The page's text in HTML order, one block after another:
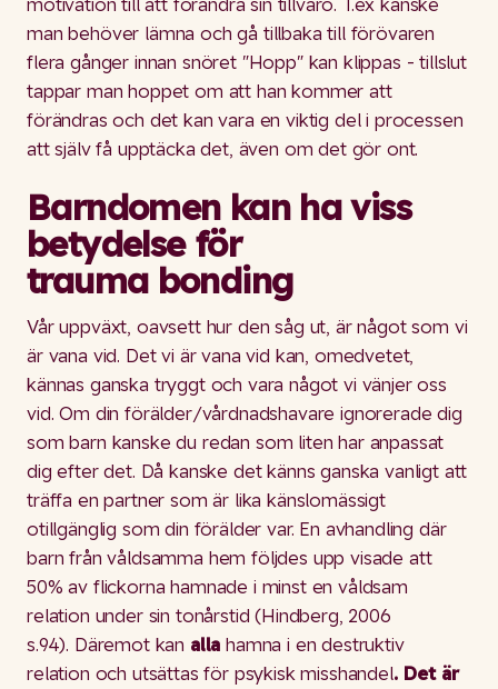
man behöver lämna och gå tillbaka till förövaren
flera gånger innan snöret "Hopp" kan klippas - tillslut
tappar man hoppet om att han kommer att
förändras och det kan vara en viktig del i processen
att själv få upptäcka det, även om det gör ont.
Barndomen kan ha viss
betydelse för
trauma bonding
Vår uppväxt, oavsett hur den såg ut, är något som vi
är vana vid. Det vi är vana vid kan, omedvetet,
kännas ganska tryggt och vara något vi vänjer oss
vid. Om din förälder/vårdnadshavare ignorerade dig
som barn kanske du redan som liten har anpassat
dig efter det. Då kanske det känns ganska vanligt att
träffa en partner som är lika känslomässigt
otillgänglig som din förälder var. En avhandling där
barn från våldsamma hem följdes upp visade att
50% av flickorna hamnade i minst en våldsam
relation under sin tonårstid (Hindberg, 2006
s.94). Däremot kan allahamna i en destruktiv
relation och utsättas för psykisk misshandel. Det är